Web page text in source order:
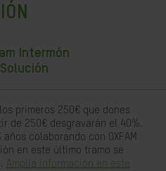
Intermón
primeros 250€ que dones
de 250€ desgravarán el 40%.
colaborando con OXFAM
en este último tramo se
Amplia información en este